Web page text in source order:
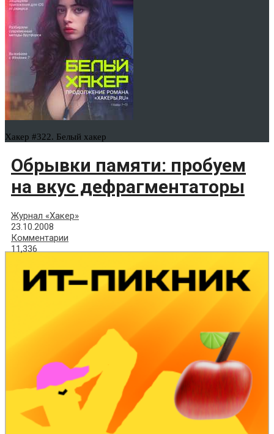
Хакер #322. Белый хакер
Обрывки памяти: пробуем
на вкус дефрагментаторы
Журнал «Хакер»
23.10.2008
Комментарии
11,336